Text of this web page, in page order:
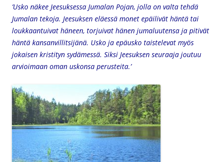
’Usko näkee Jeesuksessa Jumalan Pojan, jolla on valta tehdä
Jumalan tekoja. Jeesuksen eläessä monet epäilivät häntä tai
loukkaantuivat häneen, torjuivat hänen jumaluutensa ja pitivät
häntä kansanvillitsijänä. Usko ja epäusko taistelevat myös
jokaisen kristityn sydämessä. Siksi Jeesuksen seuraaja joutuu
arvioimaan oman uskonsa perusteita.’